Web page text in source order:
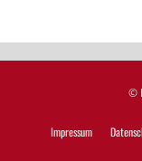
©
Impressum